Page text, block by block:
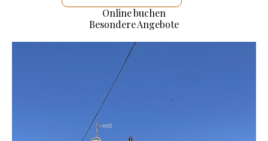
Online buchen
Besondere Angebote